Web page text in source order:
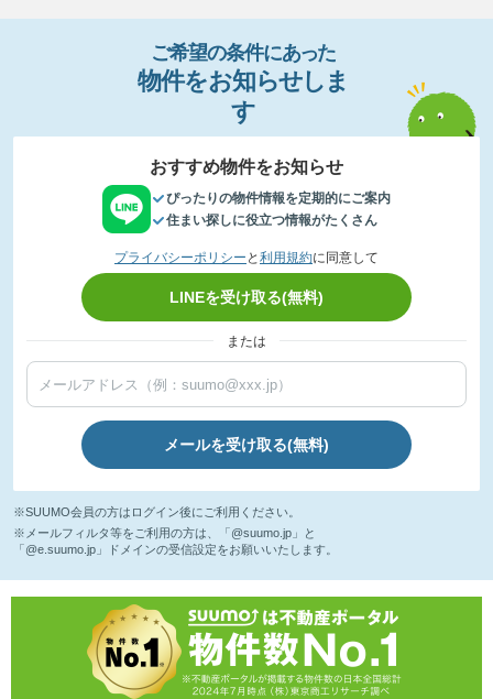
ご希望の条件にあった
物件をお知らせし ま
す
おすすめ物件をお知らせ
ぴったりの物件情報を定期的にご案内
住まい探しに役立つ情報がたくさん
プライバシーポリシー と 利用規約に同意して
LINEを受け取る(無料)
または
メールを受け取る(無料)
※SUUMO会員の方はログイン後にご利用ください。
※メールフィルタ等をご利用の方は、「@suumo.jp」と
「@e.suumo.jp」ドメインの受信設定をお願いいたします。